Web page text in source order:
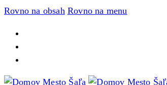
Rovno na obsah Rovno na menu